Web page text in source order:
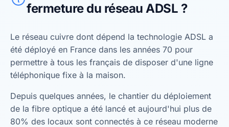
fermeture du réseau ADSL ?
Le réseau cuivre dont dépend la technologie ADSL a
été déployé en France dans les années 70 pour
permettre à tous les français de disposer d'une ligne
téléphonique fixe à la maison.
Depuis quelques années, le chantier du déploiement
de la fibre optique a été lancé et aujourd'hui plus de
80% des locaux sont connectés à ce réseau moderne